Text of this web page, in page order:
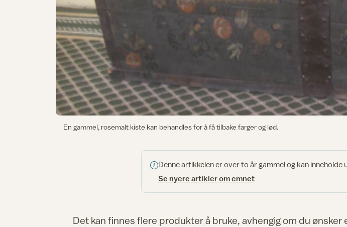
En gammel, rosemalt kiste kan behandles for å få tilbake farger og lød.
Denne artikkelen er over to år gammel og kan
Se nyere artikler om emnet
Det kan finnes flere produkter å bruke, avhengig om du